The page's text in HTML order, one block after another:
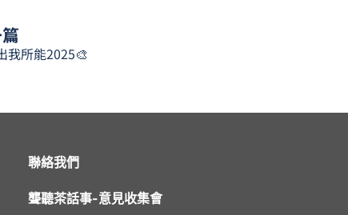
所能2025🎨
聯絡我們
聾聽茶話事-意見收集會